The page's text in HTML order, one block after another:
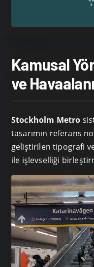
Kamusal
ve
Stockholm Metro
tasarımın referans
geliştirilen tipografi
ile işlevselliği